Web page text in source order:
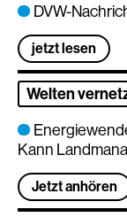
DVW-
jetzt lesen
Kann
Welten
Jetzt anhören